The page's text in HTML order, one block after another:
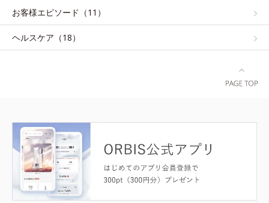
お客様エピソード（11）
ヘルスケア（18）